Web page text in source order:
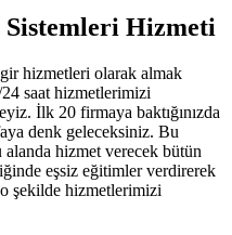
Sistemleri Hizmeti
hizmetleri olarak almak
saat hizmetlerimizi
İlk 20 firmaya baktığınızda
denk geleceksiniz. Bu
hizmet verecek bütün
eşsiz eğitimler verdirerek
şekilde hizmetlerimizi